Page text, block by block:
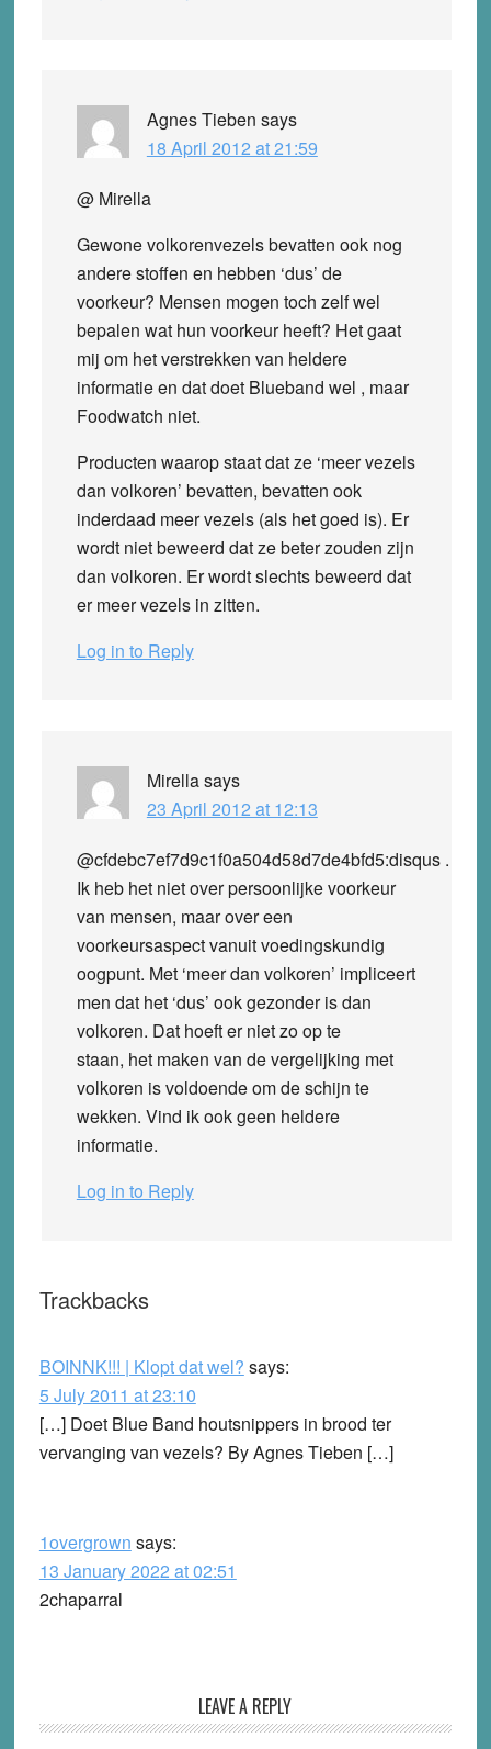
Agnes Tieben says
18 April 2012 at 21:59
@ Mirella
Gewone volkorenvezels bevatten ook nog
andere stoffen en hebben ‘dus’ de
voorkeur? Mensen mogen toch zelf wel
bepalen wat hun voorkeur heeft? Het gaat
mij om het verstrekken van heldere
informatie en dat doet Blueband wel , maar
Foodwatch niet.
Producten waarop staat dat ze ‘meer vezels
dan volkoren’ bevatten, bevatten ook
inderdaad meer vezels (als het goed is). Er
wordt niet beweerd dat ze beter zouden zijn
dan volkoren. Er wordt slechts beweerd dat
er meer vezels in zitten.
Log in to Reply
Mirellasays
23 April 2012 at 12:13
@cfdebc7ef7d9c1f0a504d58d7de4bfd5:disqus .
Ik heb het niet over persoonlijke voorkeur
van mensen, maar over een
voorkeursaspect vanuit voedingskundig
oogpunt. Met ‘meer dan volkoren’ impliceert
men dat het ‘dus’ ook gezonder is dan
volkoren. Dat hoeft er niet zo op te
staan, het maken van de vergelijking met
volkoren is voldoende om de schijn te
wekken. Vind ik ook geen heldere
informatie.
Log in to Reply
Trackbacks
BOINNK!!! | Klopt dat wel? says:
5 July 2011 at 23:10
[…] Doet Blue Band houtsnippers in brood ter
vervanging van vezels? By Agnes Tieben […]
1overgrown says:
13 January 2022 at 02:51
2chaparral
LEAVE A REPLY